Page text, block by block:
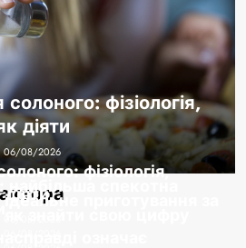
фізіологія,
діяти
06/08/2026
фізіологія,
спекотна
приготування за
знайти свою цифру